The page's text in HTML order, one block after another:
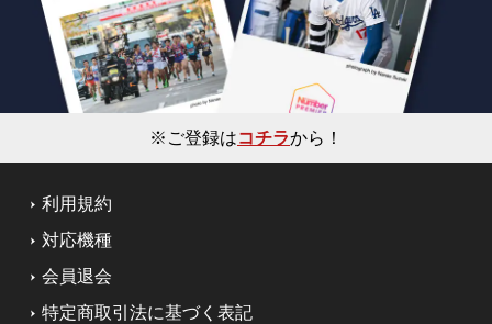
※ご登録はコチラから！
利用規約
対応機種
会員退会
特定商取引法に基づく表記